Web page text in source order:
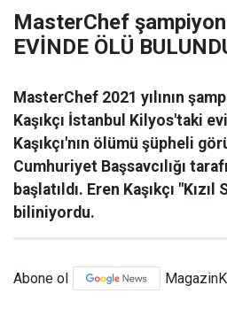
MasterChef
EVİNDE ÖLÜ
MasterChef 2021 yılının
Kaşıkçı İstanbul Kilyos'taki
Kaşıkçı'nın ölümü şüpheli
Cumhuriyet Başsavcılığı
başlatıldı. Eren Kaşıkçı "Kızıl
biliniyordu.
Abone ol